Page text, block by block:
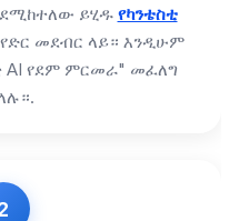
ይሂዱ የካንቴስቲ
የድር መደብር ላይ። እንዲሁም
AI የደም ምርመራ" መፈለግ